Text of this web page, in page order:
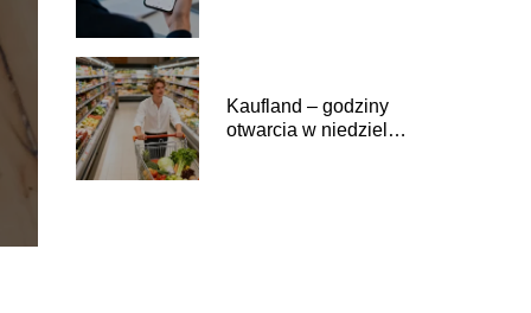
Kaufland – godziny
otwarcia w niedzielę